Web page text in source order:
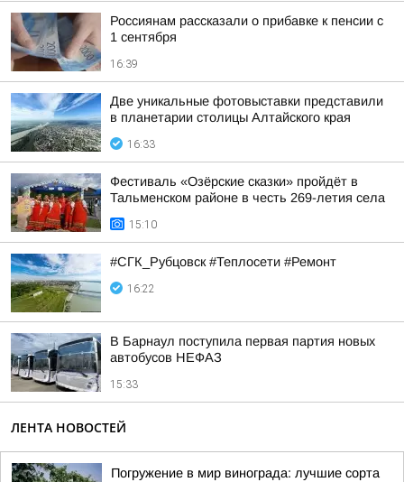
Россиянам рассказали о прибавке к пенсии с
1 сентября
16:39
Две уникальные фотовыставки представили
в планетарии столицы Алтайского края
16:33
Фестиваль «Озёрские сказки» пройдёт в
Тальменском районе в честь 269-летия села
15:10
#СГК_Рубцовск #Теплосети #Ремонт
16:22
В Барнаул поступила первая партия новых
автобусов НЕФАЗ
15:33
ЛЕНТА НОВОСТЕЙ
Погружение в мир винограда: лучшие сорта